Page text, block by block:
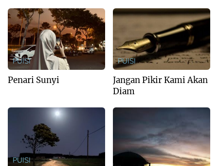
PUISI
Penari Sunyi
PUISI
Jangan Pikir Kami Akan
Diam
PUISI